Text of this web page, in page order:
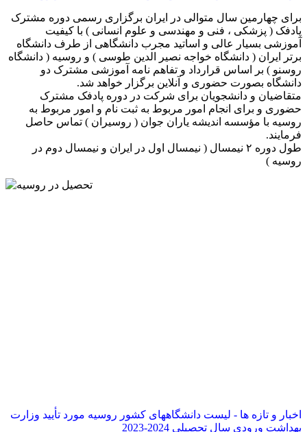
برای چهارمین سال متوالی در ایران برگزاری رسمی دوره مشترک
پادفک ( پزشکی ، فنی و مهندسی و علوم انسانی ) با کیفیت
آموزشی بسیار عالی و اساتید مجرب دانشگاهی از طرف دانشگاه
برتر ایران ( دانشگاه خواجه نصیر الدین طوسی ) و روسیه ( دانشگاه
روسنو ) بر اساس قرارداد و تفاهم نامه آموزشی مشترک دو
دانشگاه بصورت حضوری و آنلاین برگزار خواهد شد.
متقاضیان و دانشجویان برای شرکت در دوره پادفک مشترک
حضوری و برای انجام امور مربوط به ثبت نام و امور مربوط به
روسیه با مؤسسه اندیشه یاران جوان ( روسیران ) تماس حاصل
فرمایند.
طول دوره ۲ نیمسال ( نیمسال اول در ایران و نیمسال دوم در
روسیه )
اخبار و تازه ها - لیست دانشگاههای کشور روسیه مورد تأیید وزارت
بهداشت ورودی سال تحصیلی 2024-2023